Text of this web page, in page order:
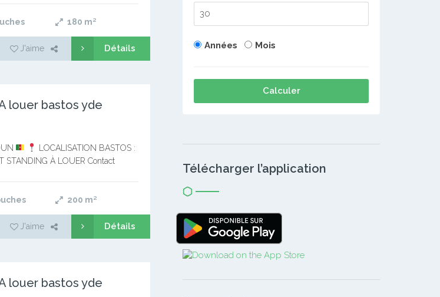
180 m²
J'aime Détails
louer bastos yde
LOCALISATION BASTOS :
STANDING À LOUER Contact
200 m²
J'aime Détails
louer bastos yde
Années Mois
Calculer
Télécharger l’application